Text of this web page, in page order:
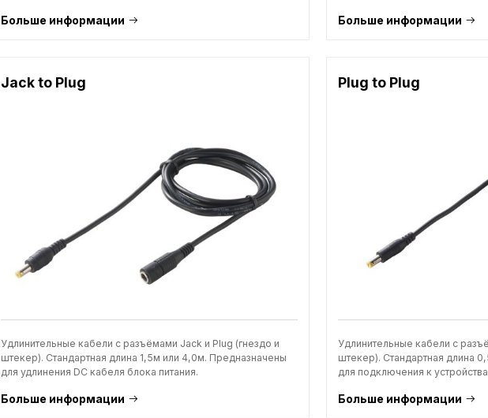
Больше информации Больше информации
Jack to Plug
Удлинительные кабели с разъёмами Jack и Plug (гнездо и
штекер). Стандартная длина 1,5м или 4,0м. Предназначены
для удлинения DC кабеля блока питания.
Больше информации
Plug to Plug
Удлинительные кабели с
штекер). Стандартная длина
для подключения к
Больше информации